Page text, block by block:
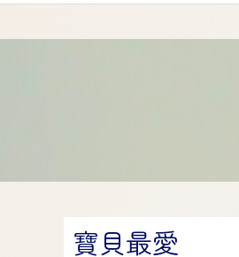
寶貝最愛